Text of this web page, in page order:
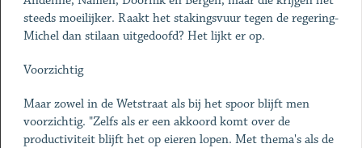
steeds moeilijker. Raakt het stakingsvuur tegen de regering-
Michel dan stilaan uitgedoofd? Het lijkt er op.
Voorzichtig
Maar zowel in de Wetstraat als bij het spoor blijft men
voorzichtig. "Zelfs als er een akkoord komt over de
productiviteit blijft het op eieren lopen. Met thema's als de